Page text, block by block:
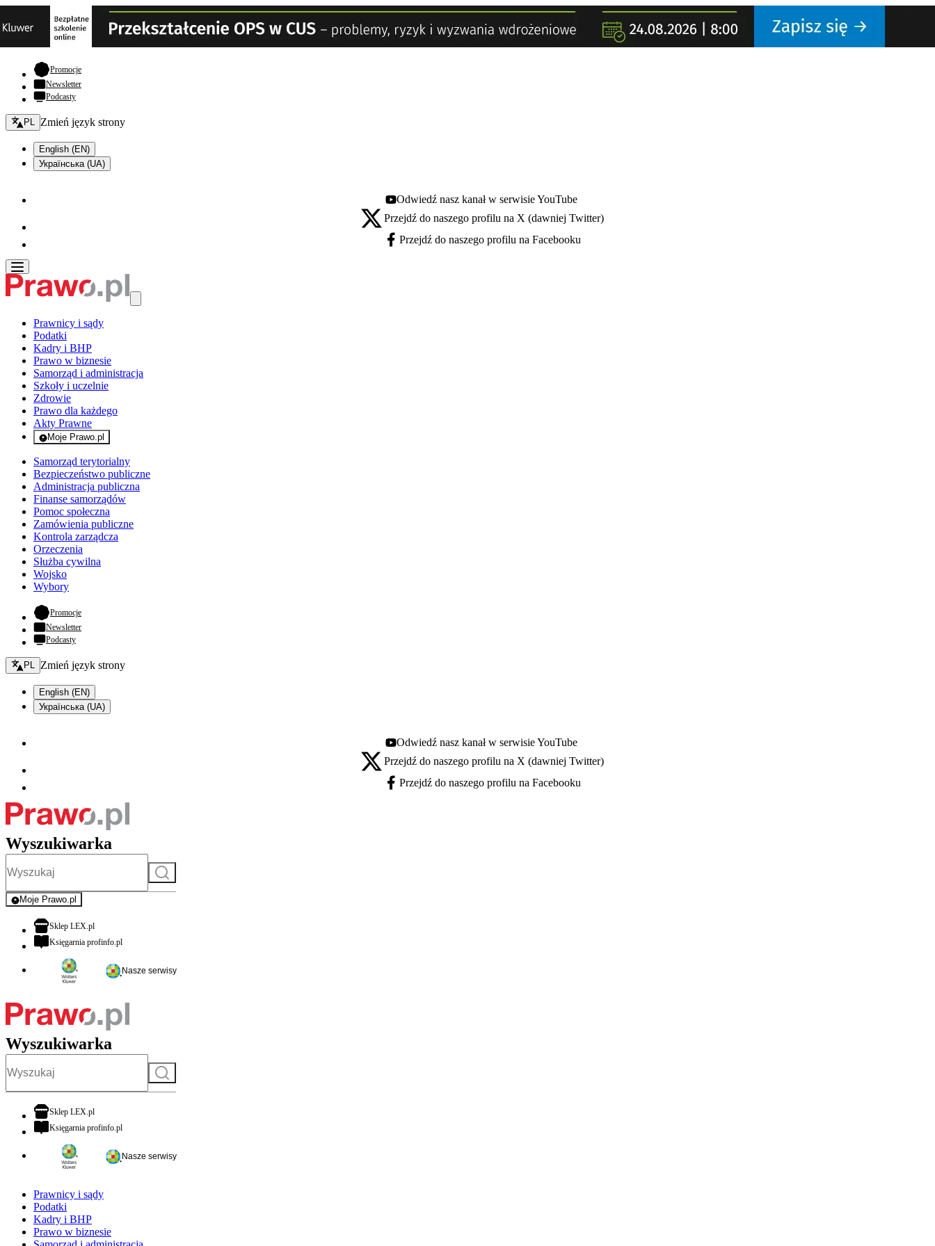
Promocje- otwiera się w nowej karcie
Newsletter
Podcasty
Zmień język - bieżący:
PL Zmień język strony
English (EN)
Українська (UA)
Youtube - otwiera się w nowej karcie
Odwiedź nasz kanał w serwisie YouTube
X - otwiera się w nowej karcie
Przejdź do naszego profilu na X (dawniej Twitter)
Facebook - otwiera się w nowej karcie
Przejdź do naszego profilu na Facebooku
Prawnicy i sądy
Podatki
Kadry i BHP
Prawo w biznesie
Samorząd i administracja
Szkoły i uczelnie
Zdrowie
Prawo dla każdego
Akty Prawne
Moje Prawo.pl
- rejestracja i logowanie do serwisu
Samorząd terytorialny
Bezpieczeństwo publiczne
Administracja publiczna
Finanse samorządów
Pomoc społeczna
Zamówienia publiczne
Kontrola zarządcza
Orzeczenia
Służba cywilna
Wojsko
Wybory
Promocje- otwiera się w nowej karcie
Newsletter
Podcasty
Zmień język - bieżący:
PL Zmień język strony
English (EN)
Українська (UA)
Youtube - otwiera się w nowej karcie
Odwiedź nasz kanał w serwisie YouTube
X - otwiera się w nowej karcie
Przejdź do naszego profilu na X (dawniej Twitter)
Facebook - otwiera się w nowej karcie
Przejdź do naszego profilu na Facebooku
Wyszukiwarka
Szukaj
Moje Prawo.pl
- rejestracja i logowanie do serwisu
Sklep LEX.plotwiera się w nowej karcie
Księgarnia profinfo.plotwiera się w nowej karcie
Nasze serwisy
Wyszukiwarka
Szukaj
Sklep LEX.plotwiera się w nowej karcie
Księgarnia profinfo.plotwiera się w nowej karcie
Nasze serwisy
Prawnicy i sądy
Podatki
Kadry i BHP
Prawo w biznesie